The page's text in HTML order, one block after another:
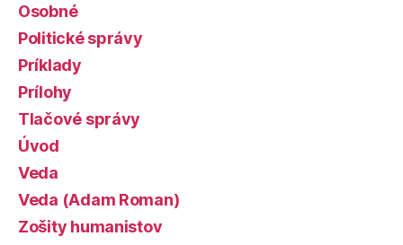
Osobné
Politické správy
Príklady
Prílohy
Tlačové správy
Úvod
Veda
Veda (Adam Roman)
Zošity humanistov